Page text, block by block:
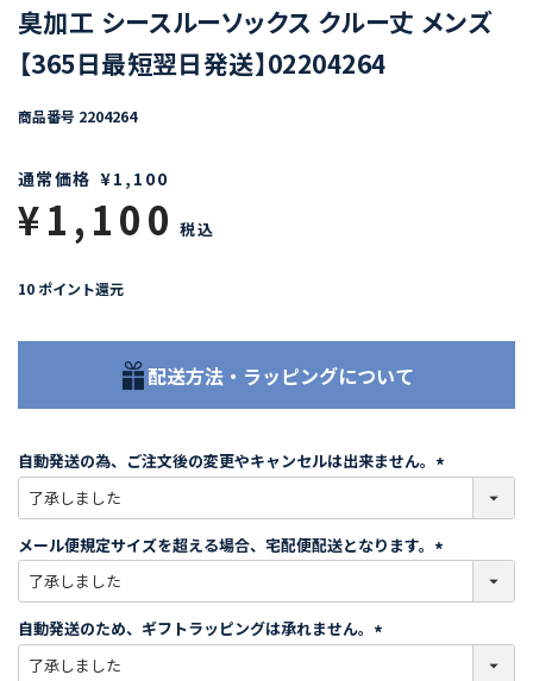
臭加工 シースルーソックス クルー丈 メンズ
【365日最短翌日発送】02204264
商品番号 2204264
通常価格 ¥1,100
¥1,100 税込
10 ポイント還元
配送方法・ラッピングについて
自動発送の為、ご注文後の変更やキャンセルは出来ません。
必
)
メール便規定サイズを超える場合、宅配便配送となります。
必
)
自動発送のため、ギフトラッピングは承れません。